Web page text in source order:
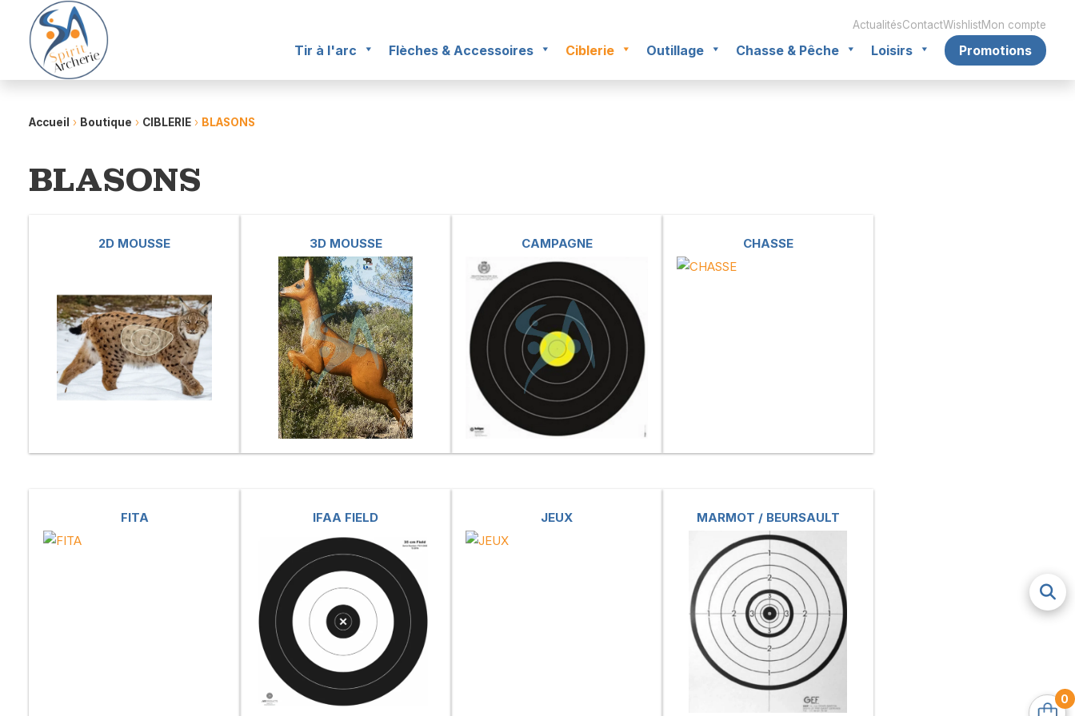
ActualitésContactWishlistMon compte
Tir à l'arc Flèches & Accessoires Ciblerie Outillage Chasse & Pêche Loisirs Promotions
Accueil › Boutique › CIBLERIE › BLASONS
BLASONS
2D MOUSSE 3D MOUSSE CAMPAGNE CHASSE
FITA IFAA FIELD JEUX MARMOT / BEURSAULT
0